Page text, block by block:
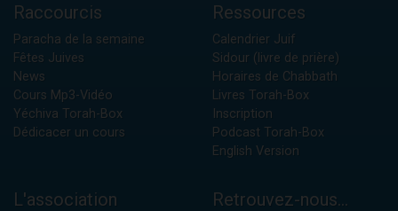
Raccourcis
Paracha de la semaine
Fêtes Juives
News
Cours Mp3-Vidéo
Yéchiva Torah-Box
Dédicacer un cours
Ressources
Calendrier Juif
Sidour (livre de prière)
Horaires de Chabbath
Livres Torah-Box
Inscription
Podcast Torah-Box
English Version
L'association Retrouvez-nous...